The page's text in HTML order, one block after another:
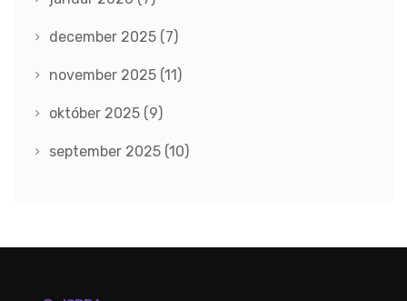
december 2025 (7)
november 2025 (11)
október 2025 (9)
september 2025 (10)